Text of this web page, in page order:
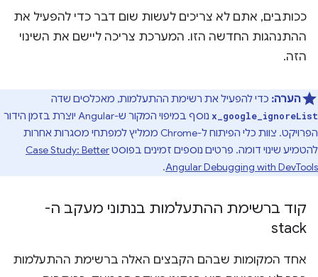
ככותבים, אתם לא צריכים לעשות שום דבר כדי להפעיל את
ההתנהגות החדשה הזו. המערכת צריכה ליישם את השינוי
הזה.
הערה: כדי להפעיל את רשימת ההתעלמות, מאכלסים שדה
x_google_ignoreList
נוסף במיפוי המקור ש-Angular יוצרת בזמן הידור
הפרויקט. צוות כלי הפיתוח ל-Chrome ממליץ למפתחי מסגרות אחרות
להטמיע שינוי דומה. פרטים נוספים זמינים בפוסטCase Study: Better
Angular Debugging with DevTools
.
קוד ברשימת ההתעלמות בנתוני מעקב ה-
stack
אחד המקומות שבהם הקבצים האלה ברשימת ההתעלמות